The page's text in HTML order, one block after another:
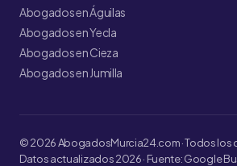
Abogados en Águilas
Abogados en Yecla
Abogados en Cieza
Abogados en Jumilla
© 2026 AbogadosMurcia24.com · Todos los
Datos actualizados 2026 · Fuente: Google